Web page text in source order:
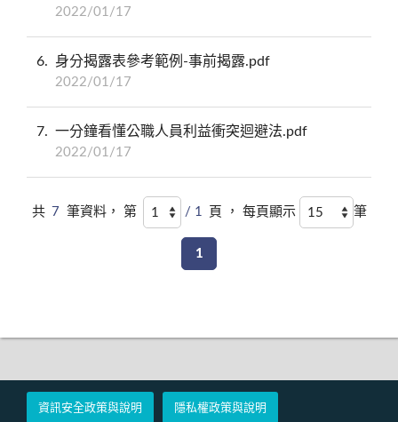
2022/01/17
6 身分揭露表參考範例-事前揭露.pdf
2022/01/17
7 一分鐘看懂公職人員利益衝突迴避法.pdf
2022/01/17
共 7 筆資料， 第 / 1 頁 ， 每頁顯示 筆
1
資訊安全政策與說明 隱私權政策與說明